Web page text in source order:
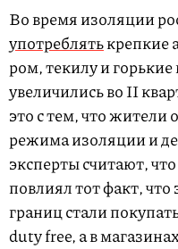
Во время изоляции
употреблятькрепкие
ром, текилу и
увеличились во II
это с тем, что
режима изоляции и
эксперты считают,
повлиял тот факт,
границ стали
duty free, а в